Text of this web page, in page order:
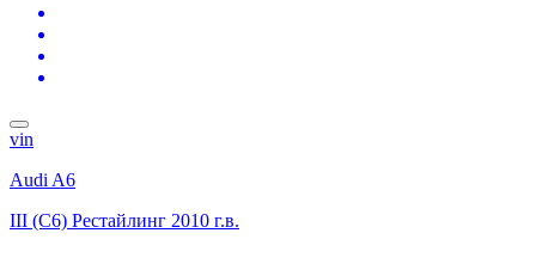
vin
Audi A6
III (C6) Рестайлинг 2010 г.в.